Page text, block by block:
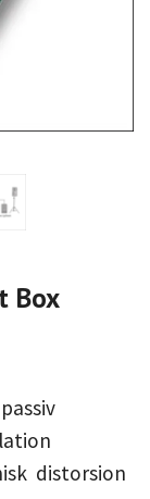
Box
distorsion